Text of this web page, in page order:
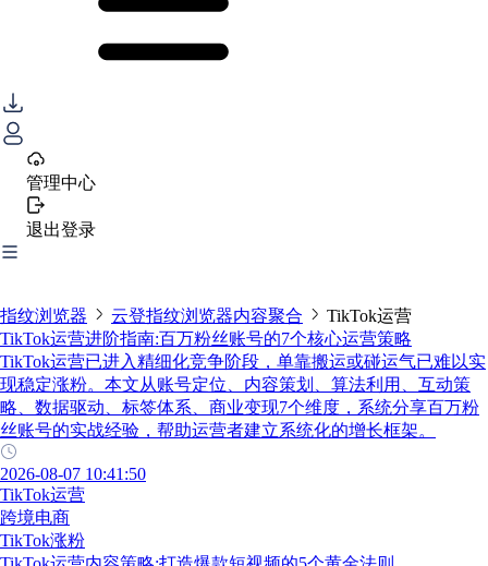
管理中心
退出登录
指纹浏览器 云登指纹浏览器内容聚合
TikTok运营
TikTok运营进阶指南:百万粉丝账号的7个核心运营策略
TikTok运营已进入精细化竞争阶段，单靠搬运或碰运气已难以实
现稳定涨粉。本文从账号定位、内容策划、算法利用、互动策
略、数据驱动、标签体系、商业变现7个维度，系统分享百万粉
丝账号的实战经验，帮助运营者建立系统化的增长框架。
2026-08-07 10:41:50
TikTok运营
跨境电商
TikTok涨粉